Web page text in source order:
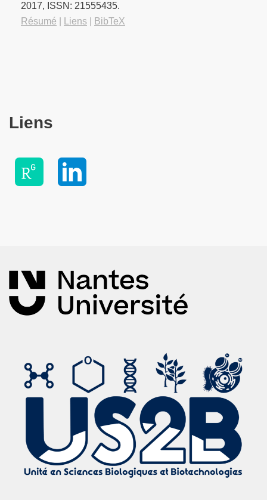
2017, ISSN: 21555435.
Résumé
Liens BibTeX
Liens